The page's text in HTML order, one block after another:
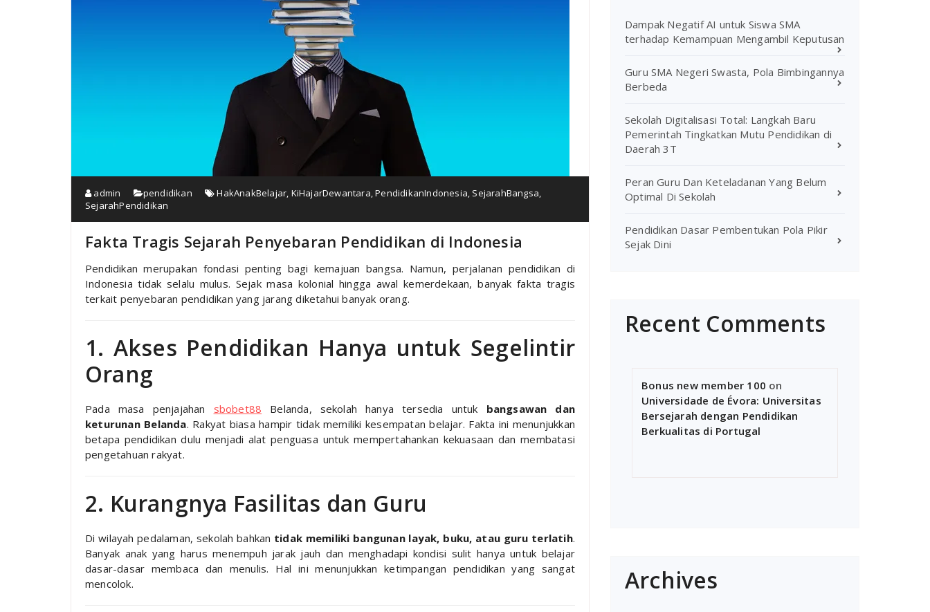
admin pendidikan HakAnakBelajar, KiHajarDewantara,PendidikanIndonesia, SejarahBangsa,
SejarahPendidikan
Fakta Tragis Sejarah Penyebaran Pendidikan di Indonesia
Pendidikan merupakan fondasi penting bagi kemajuan bangsa. Namun, perjalanan pendidikan di
Indonesia tidak selalu mulus. Sejak masa kolonial hingga awal kemerdekaan, banyak fakta tragis
terkait penyebaran pendidikan yang jarang diketahui banyak orang.
1. Akses Pendidikan Hanya untuk Segelintir
Orang
Pada masa penjajahan sbobet88 Belanda, sekolah hanya tersedia untuk bangsawan dan
keturunan Belanda. Rakyat biasa hampir tidak memiliki kesempatan belajar. Fakta ini menunjukkan
betapa pendidikan dulu menjadi alat penguasa untuk mempertahankan kekuasaan dan membatasi
pengetahuan rakyat.
2. Kurangnya Fasilitas dan Guru
Di wilayah pedalaman, sekolah bahkan tidak memiliki bangunan layak, buku, atau guru terlatih.
Banyak anak yang harus menempuh jarak jauh dan menghadapi kondisi sulit hanya untuk belajar
dasar-dasar membaca dan menulis. Hal ini menunjukkan ketimpangan pendidikan yang sangat
mencolok.
Dampak Negatif AI untuk Siswa SMA
terhadap Kemampuan Mengambil Keputusan
Guru SMA Negeri Swasta, Pola Bimbingannya
Berbeda
Sekolah Digitalisasi Total: Langkah Baru
Pemerintah Tingkatkan Mutu Pendidikan di
Daerah 3T
Peran Guru Dan Keteladanan Yang Belum
Optimal Di Sekolah
Pendidikan Dasar Pembentukan Pola Pikir
Sejak Dini
Recent Comments
Bonus new member 100 on
Universidade de Évora: Universitas
Bersejarah dengan Pendidikan
Berkualitas di Portugal
Archives